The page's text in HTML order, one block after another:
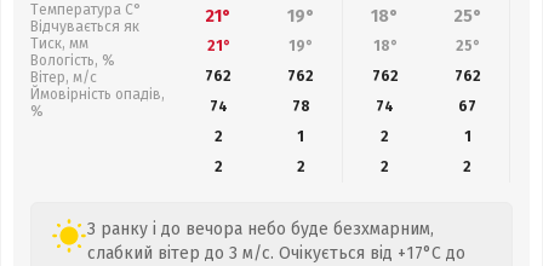
Температура С°
Відчувається як
Тиск, мм
Вологість, %
Вітер, м/с
Ймовірність опадів,
%
21° 19° 18° 25°
21° 19° 18° 25°
762
762 762 762
74
78 74 67
2
1 2
1
2
2 2 2
З ранку і до вечора небо буде безхмарним,
слабкий вітер до 3 м/с. Очікується від +17°C до